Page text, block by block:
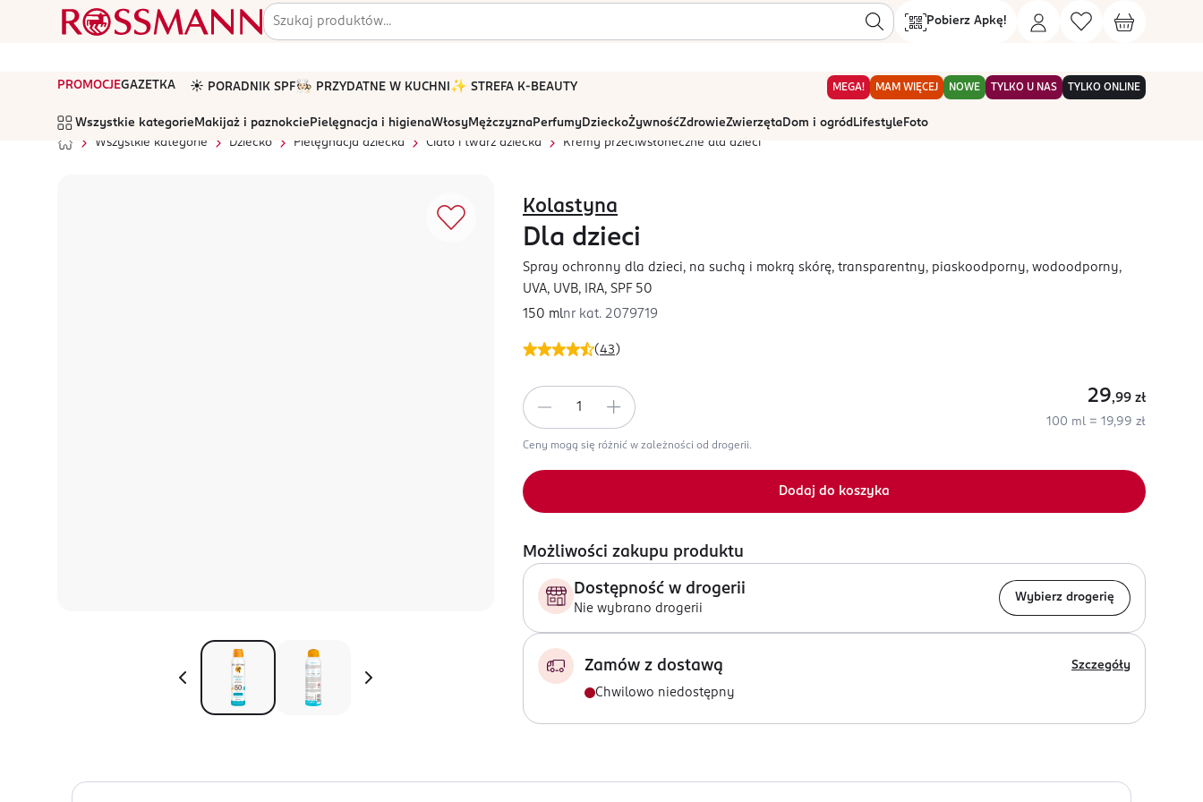
Pobierz Apkę!
PROMOCJEGAZETKA ☀️ PORADNIK SPF🧑🏻‍🍳 PRZYDATNE W KUCHNI ✨ STREFA K-BEAUTY MEGA! MAM WIĘCEJ NOWE TYLKO U NAS TYLKO ONLINE
Wszystkie kategorie Makijaż i paznokcie Pielęgnacja i higienaWłosyMężczyznaPerfumyDzieckoŻywnośćZdrowieZwierzętaDom i ogród Lifestyle Foto
Wszystkie kategorie
Dziecko Pielęgnacja dziecka Ciało i twarz dziecka Kremy przeciwsłoneczne dla dzieci
(43 )
Kolastyna
Dla dzieci
Spray ochronny dla dzieci, na suchą i mokrą skórę, transparentny, piaskoodporny, wodoodporny,
UVA, UVB, IRA, SPF 50
150 mlnr kat. 2079719
29,99 zł
100 ml = 19,99 zł
Ceny mogą się różnić w zależności od drogerii.
Dodaj do koszyka
Możliwości zakupu produktu
Dostępność w drogerii
Nie wybrano drogerii
Wybierz drogerię
Zamów z dostawą Szczegóły
Chwilowo niedostępny